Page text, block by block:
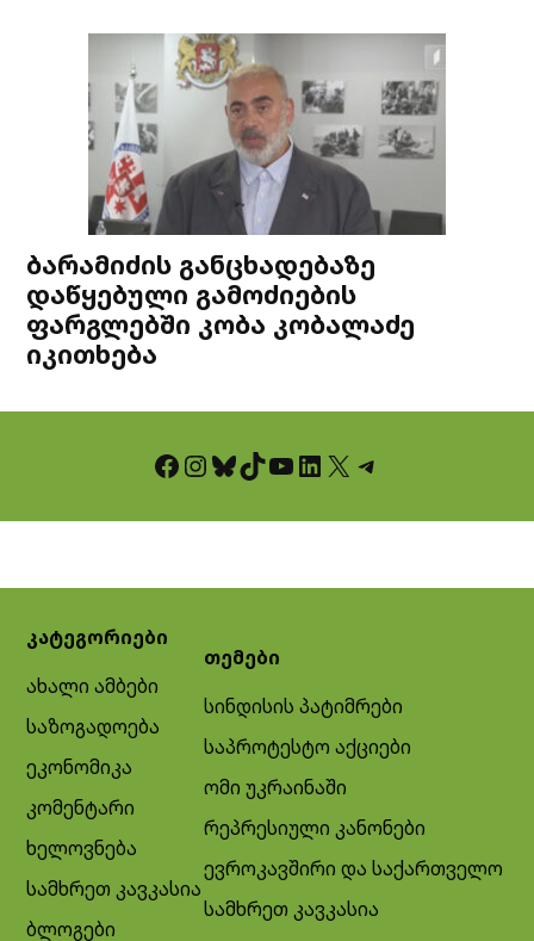
ბარამიძის განცხადებაზე
დაწყებული გამოძიების
ფარგლებში კობა კობალაძე
იკითხება
Facebook InstagramBluesky TikTok YouTube LinkedIn X Telegram
კატეგორიები
ახალი ამბები
საზოგადოება
ეკონომიკა
კომენტარი
ხელოვნება
სამხრეთ კავკასია
ბლოგები
თემები
სინდისის პატიმრები
საპროტესტო აქციები
ომი უკრაინაში
რეპრესიული კანონები
ევროკავშირი და საქართველო
სამხრეთ კავკასია